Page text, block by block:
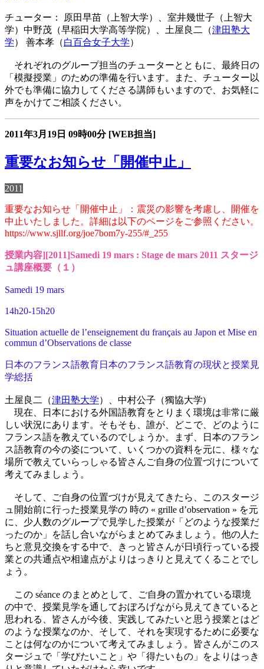
チューター： 原田早苗（上智大学）、室井幾世子（上智大
学）中野茂（早稲田大学高等学院）、土屋良二（津田塾大
学） 善本孝（白百合女子大学）
それぞれのグループ担当のチューターとともに、最終日の
「模擬授業」のための準備を行います。また、チューター以
外でも準備に協力してくださる講師もいますので、お気軽に
声をかけてご相談ください。
2011年3月19日 09時00分 [WEB担当]
重要なお知らせ「開催中止」
2011
重要なお知らせ「開催中止」：震災の影響を考慮し、開催を
中止いたしました。詳細は以下のページをご参照ください。
https://www.sjllf.org/joe7bom7y-255/#_255
授業内容][2011]Samedi 19 mars : Stage de mars 2011 スタージ
ュ講座概要（１）
Samedi 19 mars
14h20-15h20
Situation actuelle de l’enseignement du français au Japon et Mise en
commun d’Observations de classe
日本のフランス語教育日本のフランス語教育の現状と授業見
学総括
土屋良二（津田塾大学）、中村公子（獨協大学)
現在、日本における外国語教育をとりまく環境は非常に厳
しい状況にあります。そもそも、誰が、どこで、どのように
フランス語を教えているのでしょうか。まず、日本のフラン
ス語教育の今の姿について、いくつかの資料を元に、様々な
場所で教えていらっしゃる皆さんご自身の位置づけについて
考えてみましょう。
そして、ご自身の位置づけが見えてきたら、このスタージ
ュ開始前に行った授業見学の 時の « grille d’observation » を元
に、少人数のグループで見学した授業が「どのような授業だ
ったのか」を話し合いながらまとめてみましょう。他の人た
ちと意見交換をする中で、きっと皆さんが日頃行っている授
業との共通点や相違点がよりはっきりと見えてくることでし
ょう。
この séance のまとめとして、ご自身の置かれている環境
の中で、授業見学を通しておぼろげながら見えてきていると
思われる、皆さんが今後、実践してみたいと思う授業とはど
のような授業なのか、そして、それを実現するために必要な
ことは何なのかについて考えてみましょう。皆さんがこのス
タージュで「学びたいこと」や「得たいもの」をよりはっき